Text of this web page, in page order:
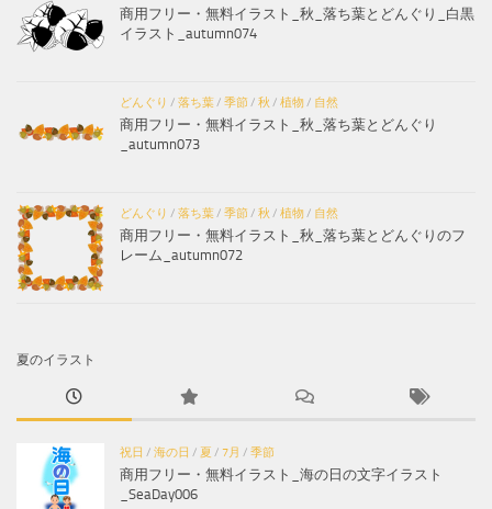
商用フリー・無料イラスト_秋_落ち葉とどんぐり_白黒
イラスト_autumn074
どんぐり / 落ち葉 / 季節 / 秋 / 植物 / 自然
商用フリー・無料イラスト_秋_落ち葉とどんぐり
_autumn073
どんぐり / 落ち葉 / 季節 / 秋 / 植物 / 自然
商用フリー・無料イラスト_秋_落ち葉とどんぐりのフ
レーム_autumn072
夏のイラスト
祝日 / 海の日 / 夏 / 7月 / 季節
商用フリー・無料イラスト_海の日の文字イラスト
_SeaDay006